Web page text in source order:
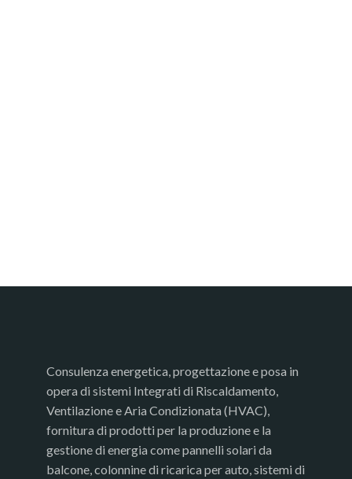
Consulenza energetica, progettazione e posa in
opera di sistemi Integrati di Riscaldamento,
Ventilazione e Aria Condizionata (HVAC),
fornitura di prodotti per la produzione e la
gestione di energia come pannelli solari da
balcone, colonnine di ricarica per auto, sistemi di